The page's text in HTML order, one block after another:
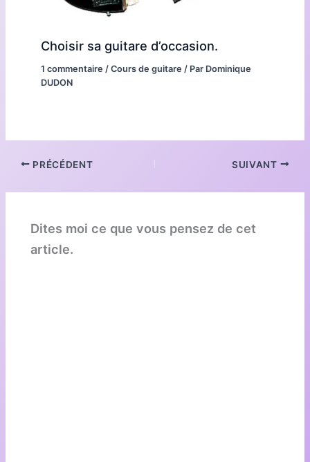
Choisir sa guitare d’occasion.
1 commentaire / Cours de guitare / Par Dominique
DUDON
PRÉCÉDENT SUIVANT
Dites moi ce que vous pensez de cet
article.